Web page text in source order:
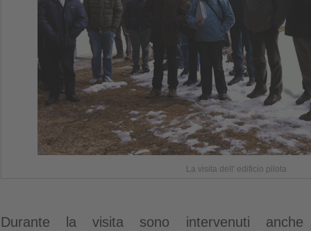
La visita dell' edificio pilota
Durante la visita sono intervenuti